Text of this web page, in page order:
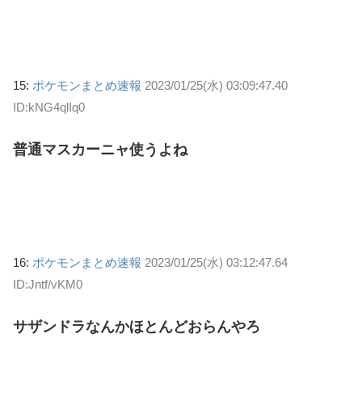
15: ポケモンまとめ速報 2023/01/25(水) 03:09:47.40
ID:kNG4qlIq0
普通マスカーニャ使うよね
16: ポケモンまとめ速報 2023/01/25(水) 03:12:47.64
ID:Jntf/vKM0
サザンドラなんかほとんどおらんやろ